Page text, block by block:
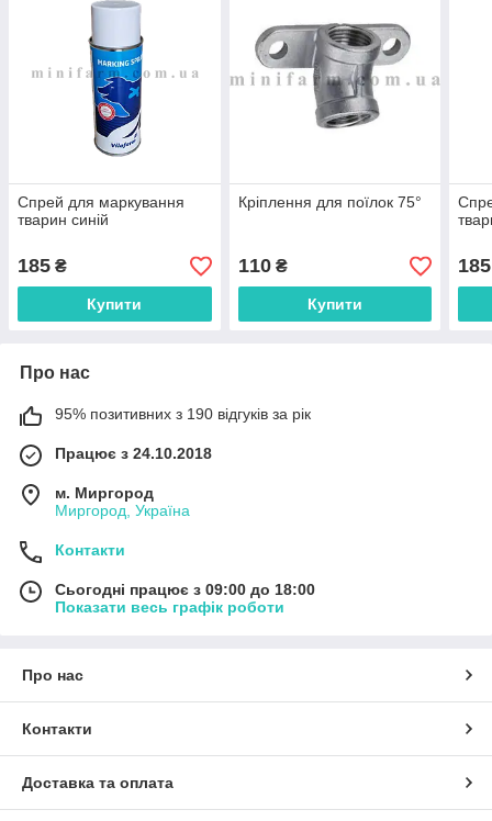
Спрей для маркування
тварин синій
185 ₴
Купити
Кріплення для поїлок 75°
110₴
Купити
185
Про нас
95% позитивних з 190 відгуків за рік
Працює з 24.10.2018
м. Миргород
Миргород, Україна
Контакти
Сьогодні працює з 09:00 до 18:00
Показати весь графік роботи
Про нас
Контакти
Доставка та оплата